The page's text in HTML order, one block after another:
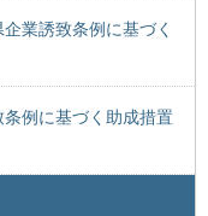
業誘致条例に基づく
例に基づく助成措置